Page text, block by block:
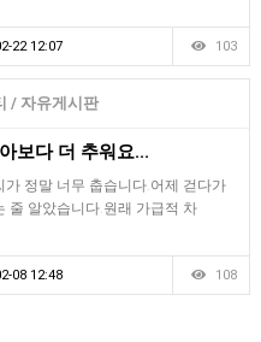
22 12:07 103
/ 자유게시판
보다 더 추워요...
가 정말 너무 춥습니다.어제 걷다가
줄 알았습니다.원래 가급적 차
08 12:48 108